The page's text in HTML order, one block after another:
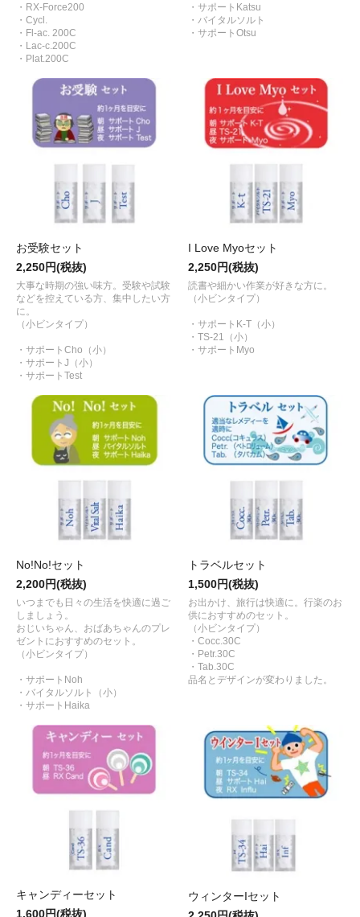
・RX-Force200
・Cycl.
・Fl-ac. 200C
・Lac-c.200C
・Plat.200C
・サポートKatsu
・バイタルソルト
・サポートOtsu
お受験セット
2,250円(税抜)
大事な時期の強い味方。受験や試験
などを控えている方、集中したい方
に。
（小ビンタイプ）
・サポートCho（小）
・サポートJ（小）
・サポートTest
I Love Myoセット
2,250円(税抜)
読書や細かい作業が好きな方に。
（小ビンタイプ）
・サポートK-T（小）
・TS-21（小）
・サポートMyo
No!No!セット
2,200円(税抜)
いつまでも日々の生活を快適に過ご
しましょう。
おじいちゃん、おばあちゃんのプレ
ゼントにおすすめのセット。
（小ビンタイプ）
・サポートNoh
・バイタルソルト（小）
・サポートHaika
トラベルセット
1,500円(税抜)
お出かけ、旅行は快適に。行楽のお
供におすすめのセット。
（小ビンタイプ）
・Cocc.30C
・Petr.30C
・Tab.30C
品名とデザインが変わりました。
キャンディーセット
1,600円(税抜)
ウィンターIセット